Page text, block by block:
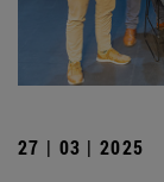
27 | 03 | 2025